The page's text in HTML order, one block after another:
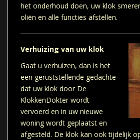
het onderhoud doen, uw klok
oliën en alle functies afstellen.
Verhuizing van uw klok
Gaat u verhuizen, dan is het
een geruststellende gedachte
dat uw klok door De
KlokkenDokter wordt
vervoerd en in uw nieuwe
woning wordt geplaatst en
afgesteld. De klok kan ook tijdelijk